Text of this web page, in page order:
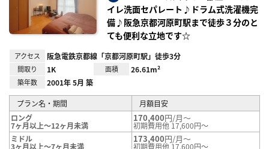
イレ洗面セパレート♪ドラム式洗濯機完
備♪阪急京都河原町駅まで徒歩３分のと
ても便利な立地です☆
アクセス 阪急電鉄京都線「京都河原町駅」徒歩3分
間取り 1K 面積 26.61m²
築年数 2001年 5月 築
プラン名・期間
月額目安
ロング
7ヶ月以上～12ヶ月未満
170,400円/月～
初期費用他 17,600円～
ミドル
3ヶ月以上～7ヶ月未満
173,400円/月～
初期費用他 17,600円～